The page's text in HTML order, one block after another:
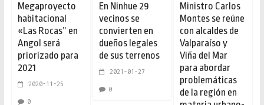
Megaproyecto
habitacional
«Las Rocas” en
Angol será
priorizado para
2021
2020-11-25
0
En Ninhue 29
vecinos se
convierten en
dueños legales
de sus terrenos
2021-01-27
0
Ministro Carlos
Montes se reúne
con alcaldes de
Valparaíso y
Viña del Mar
para abordar
problemáticas
de la región en